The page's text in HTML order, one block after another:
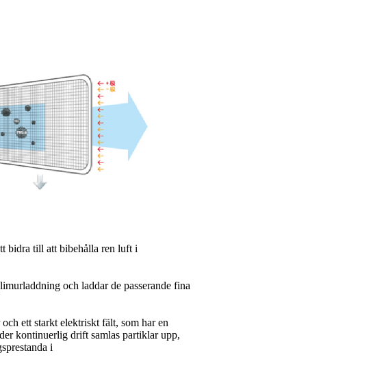
bidra till att bibehålla ren luft i
och laddar de passerande fina
ett starkt elektriskt fält, som har en
kontinuerlig drift samlas partiklar upp,
i